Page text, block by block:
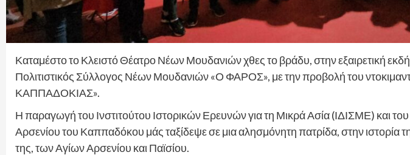
Καταμέστο το Κλειστό Θέατρο Νέων Μουδανιών χθες το βράδυ, στην εξαιρετική
Πολιτιστικός Σύλλογος Νέων Μουδανιών «Ο ΦΑΡΟΣ», με την προβολή του
ΚΑΠΠΑΔΟΚΙΑΣ».
Η παραγωγή του Ινστιτούτου Ιστορικών Ερευνών για τη Μικρά Ασία (ΙΔΙΣΜΕ) και
Αρσενίου του Καππαδόκου μάς ταξίδεψε σε μια αλησμόνητη πατρίδα, στην ιστορία
της, των Αγίων Αρσενίου και Παϊσίου.